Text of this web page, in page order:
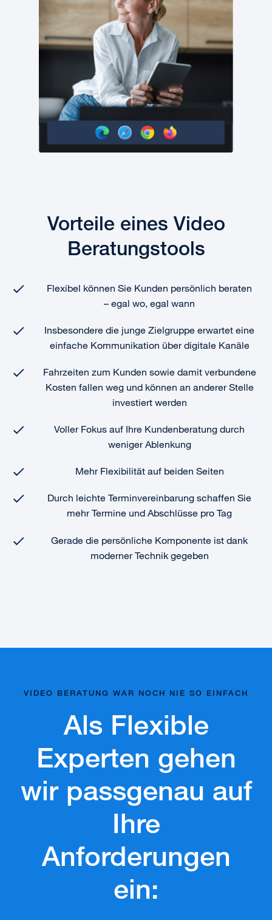
Vorteile eines Video
Beratungstools
Flexibel können Sie Kunden persönlich beraten
– egal wo, egal wann
Insbesondere die junge Zielgruppe erwartet eine
einfache Kommunikation über digitale Kanäle
Fahrzeiten zum Kunden sowie damit verbundene
Kosten fallen weg und können an anderer Stelle
investiert werden
Voller Fokus auf Ihre Kundenberatung durch
weniger Ablenkung
Mehr Flexibilität auf beiden Seiten
Durch leichte Terminvereinbarung schaffen Sie
mehr Termine und Abschlüsse pro Tag
Gerade die persönliche Komponente ist dank
moderner Technik gegeben
VIDEO BERATUNG WAR NOCH NIE SO EINFACH
Als Flexible
Experten gehen
wir passgenau auf
Ihre
Anforderungen
ein: